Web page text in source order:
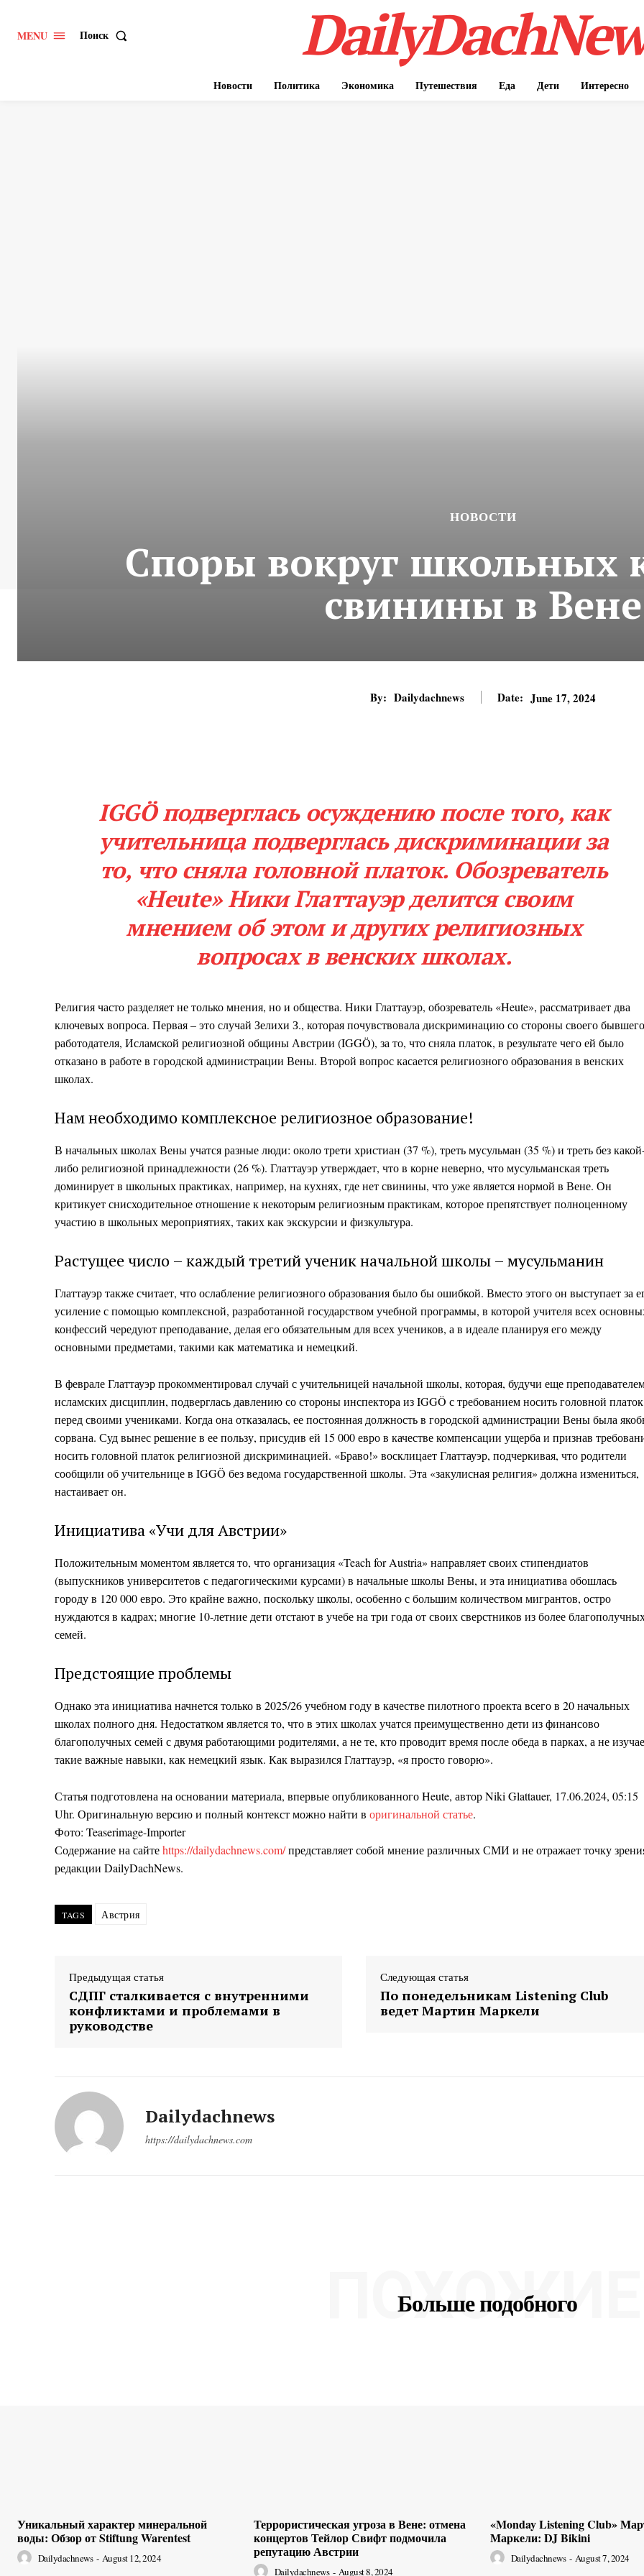
MENU Поиск
Новости Политика Экономика Путешествия Еда Дети Интересно
НОВОСТИ
Споры вокруг школьных
свинины в Вене
By: Dailydachnews Date: June 17, 2024
IGGÖ подверглась осуждению после того, как
учительница подверглась дискриминации за
то, что сняла головной платок. Обозреватель
«Heute» Ники Глаттауэр делится своим
мнением об этом и других религиозных
вопросах в венских школах.
Религия часто разделяет не только мнения, но и общества. Ники Глаттауэр, обозреватель «Heute», рассматривает два
ключевых вопроса. Первая – это случай Зелихи З., которая почувствовала дискриминацию со стороны своего бывшего
работодателя, Исламской религиозной общины Австрии (IGGÖ), за то, что сняла платок, в результате чего ей было
отказано в работе в городской администрации Вены. Второй вопрос касается религиозного образования в венских
школах.
Нам необходимо комплексное религиозное образование!
В начальных школах Вены учатся разные люди: около трети христиан (37 %), треть мусульман (35 %) и треть без
либо религиозной принадлежности (26 %). Глаттауэр утверждает, что в корне неверно, что мусульманская треть
доминирует в школьных практиках, например, на кухнях, где нет свинины, что уже является нормой в Вене. Он
критикует снисходительное отношение к некоторым религиозным практикам, которое препятствует полноценному
участию в школьных мероприятиях, таких как экскурсии и физкультура.
Растущее число – каждый третий ученик начальной школы – мусульманин
Глаттауэр также считает, что ослабление религиозного образования было бы ошибкой. Вместо этого он выступает за
усиление с помощью комплексной, разработанной государством учебной программы, в которой учителя всех
конфессий чередуют преподавание, делая его обязательным для всех учеников, а в идеале планируя его между
основными предметами, такими как математика и немецкий.
В феврале Глаттауэр прокомментировал случай с учительницей начальной школы, которая, будучи еще
исламских дисциплин, подверглась давлению со стороны инспектора из IGGÖ с требованием носить головной платок
перед своими учениками. Когда она отказалась, ее постоянная должность в городской администрации Вены была
сорвана. Суд вынес решение в ее пользу, присудив ей 15 000 евро в качестве компенсации ущерба и признав
носить головной платок религиозной дискриминацией. «Браво!» восклицает Глаттауэр, подчеркивая, что родители
сообщили об учительнице в IGGÖ без ведома государственной школы. Эта «закулисная религия» должна измениться,
настаивает он.
Инициатива «Учи для Австрии»
Положительным моментом является то, что организация «Teach for Austria» направляет своих стипендиатов
(выпускников университетов с педагогическими курсами) в начальные школы Вены, и эта инициатива обошлась
городу в 120 000 евро. Это крайне важно, поскольку школы, особенно с большим количеством мигрантов, остро
нуждаются в кадрах; многие 10-летние дети отстают в учебе на три года от своих сверстников из более
семей.
Предстоящие проблемы
Однако эта инициатива начнется только в 2025/26 учебном году в качестве пилотного проекта всего в 20 начальных
школах полного дня. Недостатком является то, что в этих школах учатся преимущественно дети из финансово
благополучных семей с двумя работающими родителями, а не те, кто проводит время после обеда в парках, а не
такие важные навыки, как немецкий язык. Как выразился Глаттауэр, «я просто говорю».
Статья подготовлена на основании материала, впервые опубликованного Heute, автор Niki Glattauer, 17.06.2024, 05:15
Uhr. Оригинальную версию и полный контекст можно найти в оригинальной статье.
Фото: Teaserimage-Importer
Содержание на сайтеhttps://dailydachnews.com/представляет собой мнение различных СМИ и не отражает точку
редакции DailyDachNews.
TAGS Австрия
Предыдущая статья
СДПГ сталкивается с внутренними
конфликтами и проблемами в
руководстве
Следующая статья
По понедельникам Listening Club
ведет Мартин Маркели
Dailydachnews
https://dailydachnews.com
Больше подобного
ПОХОЖИЕ
Уникальный характер минеральной
воды: Обзор от Stiftung Warentest
Dailydachnews - August 12, 2024
Террористическая угроза в Вене: отмена
концертов Тейлор Свифт подмочила
репутацию Австрии
Dailydachnews - August 8, 2024
«Monday Listening Club»
Маркели: DJ Bikini
Dailydachnews - August 7, 2024